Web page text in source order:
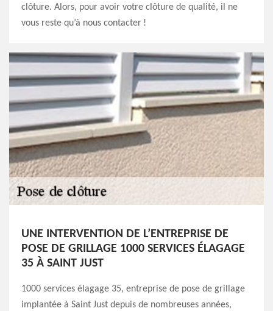
clôture. Alors, pour avoir votre clôture de qualité, il ne
vous reste qu’à nous contacter !
UNE INTERVENTION DE L’ENTREPRISE DE
POSE DE GRILLAGE 1000 SERVICES ÉLAGAGE
35 À SAINT JUST
1000 services élagage 35, entreprise de pose de grillage
implantée à Saint Just depuis de nombreuses années,